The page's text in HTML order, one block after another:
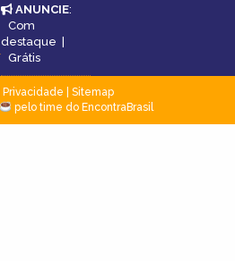
ANUNCIE:
Com
destaque |
Grátis
Privacidade
Sitemap
pelo time do EncontraBrasil